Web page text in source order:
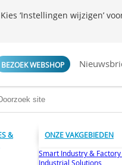
BEZOEK WEBSHOP
&
ONZE VAKGEBIEDEN
Smart Industry &
Industrial Solutions
‘Instellingen wijzigen’